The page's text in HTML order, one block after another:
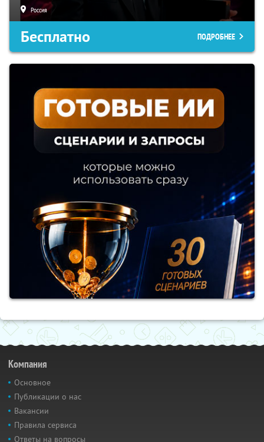
Россия
Бесплатно ПОДРОБНЕЕ
Компания
Основное
Публикации о нас
Вакансии
Правила сервиса
Ответы на вопросы